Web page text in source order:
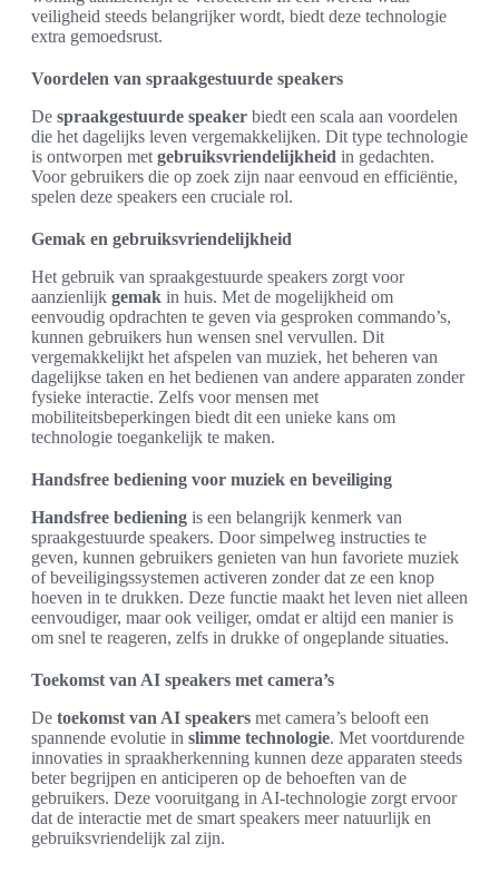
veiligheid steeds belangrijker wordt, biedt deze technologie
extra gemoedsrust.
Voordelen van spraakgestuurde speakers
De spraakgestuurde speaker biedt een scala aan voordelen
die het dagelijks leven vergemakkelijken. Dit type technologie
is ontworpen met gebruiksvriendelijkheid in gedachten.
Voor gebruikers die op zoek zijn naar eenvoud en efficiëntie,
spelen deze speakers een cruciale rol.
Gemak en gebruiksvriendelijkheid
Het gebruik van spraakgestuurde speakers zorgt voor
aanzienlijk gemak in huis. Met de mogelijkheid om
eenvoudig opdrachten te geven via gesproken commando’s,
kunnen gebruikers hun wensen snel vervullen. Dit
vergemakkelijkt het afspelen van muziek, het beheren van
dagelijkse taken en het bedienen van andere apparaten zonder
fysieke interactie. Zelfs voor mensen met
mobiliteitsbeperkingen biedt dit een unieke kans om
technologie toegankelijk te maken.
Handsfree bediening voor muziek en beveiliging
Handsfree bediening is een belangrijk kenmerk van
spraakgestuurde speakers. Door simpelweg instructies te
geven, kunnen gebruikers genieten van hun favoriete muziek
of beveiligingssystemen activeren zonder dat ze een knop
hoeven in te drukken. Deze functie maakt het leven niet alleen
eenvoudiger, maar ook veiliger, omdat er altijd een manier is
om snel te reageren, zelfs in drukke of ongeplande situaties.
Toekomst van AI speakers met camera’s
De toekomst van AI speakers met camera’s belooft een
spannende evolutie in slimme technologie. Met voortdurende
innovaties in spraakherkenning kunnen deze apparaten steeds
beter begrijpen en anticiperen op de behoeften van de
gebruikers. Deze vooruitgang in AI-technologie zorgt ervoor
dat de interactie met de smart speakers meer natuurlijk en
gebruiksvriendelijk zal zijn.